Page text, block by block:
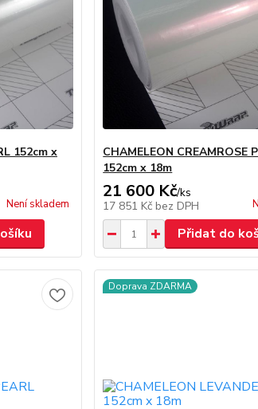
152cm x
Není skladem
CHAMELEON CREAMROSE
152cm x 18m
21 600 Kč/ks
17 851 Kč bez DPH
Přidat do
Doprava ZDARMA